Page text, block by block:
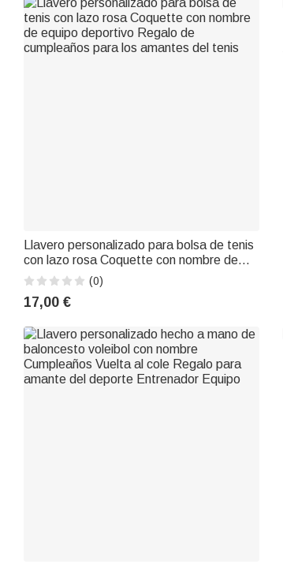
Llavero personalizado para bolsa de tenis
con lazo rosa Coquette con nombre de
equipo deportivo Regalo de cumpleaños
para los amantes del tenis
(0)
17,00 €